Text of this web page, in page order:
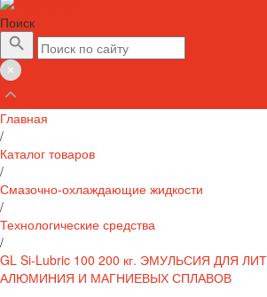
Поиск
Главная
/
Каталог товаров
/
Смазочно-охлаждающие жидкости
/
Технологические средства
/
GL Si-Lubric 100 200 кг. ЭМУЛЬСИЯ ДЛЯ
АЛЮМИНИЯ И МАГНИЕВЫХ СПЛАВОВ